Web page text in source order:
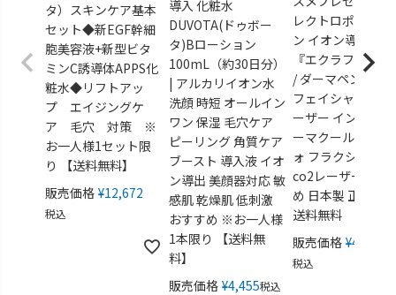
タ）スキンケア基本
セット◆新EGF幹細
胞美容液+新型ビタ
ミンC誘導体APPS化
粧水◆リフトアッ
プ エイジングケ
ア 毛穴 対策 ※
お一人様1セット限
り 【送料無料】
販売価格 ¥12,672
税込
導入 化粧水
DUVOTA(ドゥボー
タ)Bローション
100mL（約30日分）
| アルカリイオン水
洗顔 時短 オールイン
ワン 保湿 毛穴ケア
ピーリング 角質ケア
ブースト 導入液 イオ
ン導出 美顔器対応 敏
感肌 乾燥肌 低刺激
おすすめ ※お一人様
1本限り 【送料無
料】
販売価格 ¥4,455税込
レクトロポレーシ
ン イオン導入 美
『エクラフレーズ
/ ダーマペン フォ
フェイシャル ピ
ーザー インディ
ーマクール アリ
ォ フラクショナル
co2レーザー おす
め 日本製 正規販
送料無料
販売価格 ¥49,280
税込